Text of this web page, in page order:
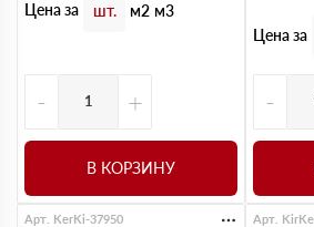
Цена за шт. м2 м3
- +
В КОРЗИНУ
Цена за
-
Арт. KerKi-37950 Арт.